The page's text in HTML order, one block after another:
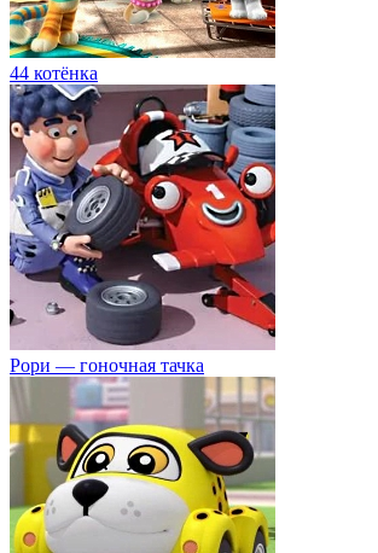
44 котёнка
Рори — гоночная тачка